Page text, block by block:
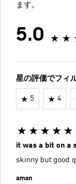
ます。
5.0
星の評価でフィ
5 4
it was a bit on a
skinny but good
aman